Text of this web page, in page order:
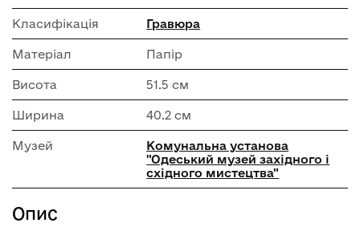
Класифікація Гравюра
Матеріал Папір
Висота 51.5 см
Ширина 40.2 см
Музей
Комунальна установа
"Одеський музей західного і
східного мистецтва"
Опис